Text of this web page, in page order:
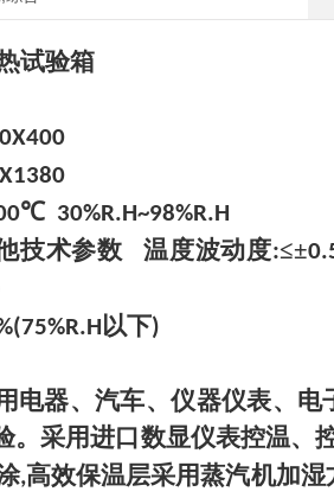
试验箱
℃ 30%R.H~98%R.H
技术参数 温度波动度:≤±
以下)
电器、汽车、仪器仪表、
。采用进口数显仪表控温、
,高效保温层采用蒸汽机加